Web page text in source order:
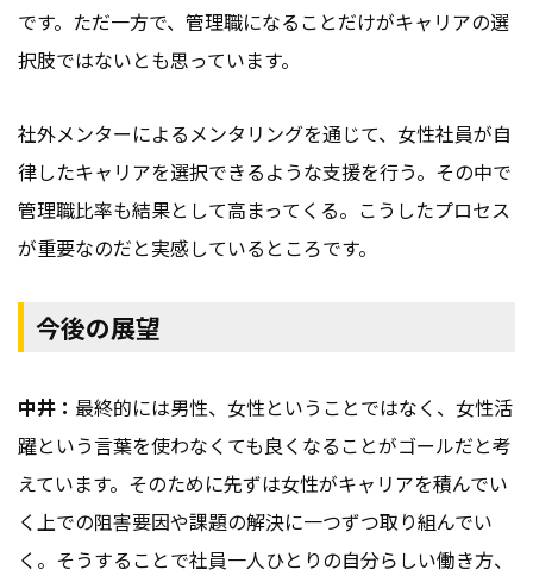
です。ただ一方で、管理職になることだけがキャリアの選
択肢ではないとも思っています。
社外メンターによるメンタリングを通じて、女性社員が自
律したキャリアを選択できるような支援を行う。その中で
管理職比率も結果として高まってくる。こうしたプロセス
が重要なのだと実感しているところです。
今後の展望
中井： 最終的には男性、女性ということではなく、女性活
躍という言葉を使わなくても良くなることがゴールだと考
えています。そのために先ずは女性がキャリアを積んでい
く上での阻害要因や課題の解決に一つずつ取り組んでい
く。そうすることで社員一人ひとりの自分らしい働き方、